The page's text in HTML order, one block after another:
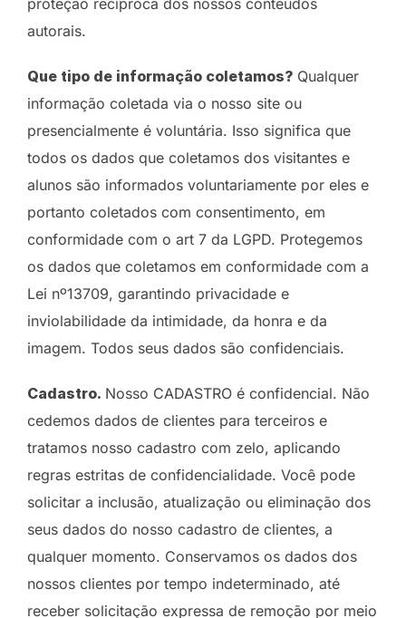
proteção recíproca dos nossos conteúdos
autorais.
Que tipo de informação coletamos? Qualquer
informação coletada via o nosso site ou
presencialmente é voluntária. Isso significa que
todos os dados que coletamos dos visitantes e
alunos são informados voluntariamente por eles e
portanto coletados com consentimento, em
conformidade com o art 7 da LGPD. Protegemos
os dados que coletamos em conformidade com a
Lei nº13709, garantindo privacidade e
inviolabilidade da intimidade, da honra e da
imagem. Todos seus dados são confidenciais.
Cadastro. Nosso CADASTRO é confidencial. Não
cedemos dados de clientes para terceiros e
tratamos nosso cadastro com zelo, aplicando
regras estritas de confidencialidade. Você pode
solicitar a inclusão, atualização ou eliminação dos
seus dados do nosso cadastro de clientes, a
qualquer momento. Conservamos os dados dos
nossos clientes por tempo indeterminado, até
receber solicitação expressa de remoção por meio